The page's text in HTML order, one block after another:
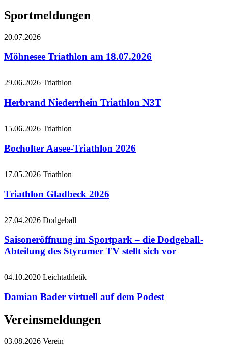
Sportmeldungen
20.07.2026
Möhnesee Triathlon am 18.07.2026
29.06.2026 Triathlon
Herbrand Niederrhein Triathlon N3T
15.06.2026 Triathlon
Bocholter Aasee-Triathlon 2026
17.05.2026 Triathlon
Triathlon Gladbeck 2026
27.04.2026 Dodgeball
Saisoneröffnung im Sportpark – die Dodgeball-
Abteilung des Styrumer TV stellt sich vor
04.10.2020 Leichtathletik
Damian Bader virtuell auf dem Podest
Vereinsmeldungen
03.08.2026 Verein